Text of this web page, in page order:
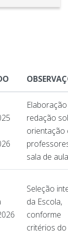
redação
orientação
sala de aula
Seleção
da Escola,
conforme
critérios